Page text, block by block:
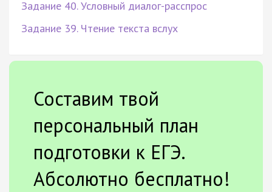
Задание 40. Условный диалог-расспрос
Задание 39. Чтение текста вслух
Составим твой
персональный план
подготовки к ЕГЭ.
Абсолютно бесплатно!